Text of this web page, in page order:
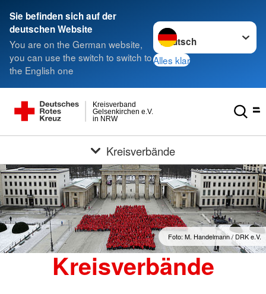
Sie befinden sich auf der
deutschen Website
You are on the German website,
you can use the switch to switch to
the English one
Sprache wechseln zu
Alles klar
in NRW
Gelsenkirchen e.V.
Kreisverband
Kreisverbände
Foto: M. Handelmann / DRK e.V.
Kreisverbände